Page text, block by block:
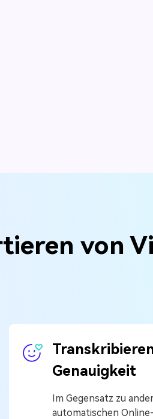
von
Genauigkeit
Im Gegensatz zu
automatischen